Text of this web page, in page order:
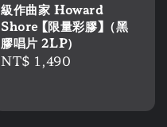
級作曲家 Howard
Shore 【限量彩膠】（黑
膠唱片 2LP）
Regular
NT$ 1,490